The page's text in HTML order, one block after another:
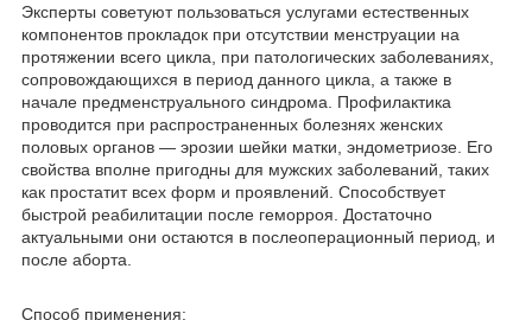
Эксперты советуют пользоваться услугами естественных
компонентов прокладок при отсутствии менструации на
протяжении всего цикла, при патологических заболеваниях,
сопровождающихся в период данного цикла, а также в
начале предменструального синдрома. Профилактика
проводится при распространенных болезнях женских
половых органов ― эрозии шейки матки, эндометриозе. Его
свойства вполне пригодны для мужских заболеваний, таких
как простатит всех форм и проявлений. Способствует
быстрой реабилитации после геморроя. Достаточно
актуальными они остаются в послеоперационный период, и
после аборта.
Способ применения: